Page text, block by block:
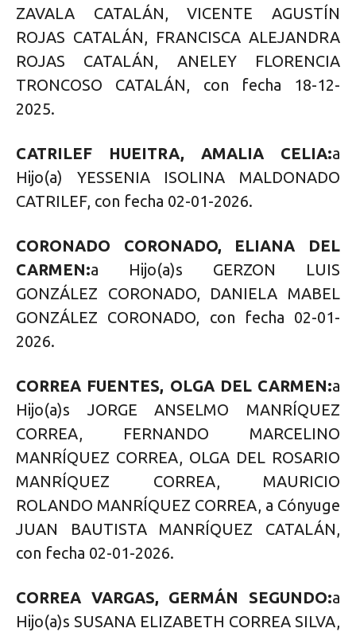
ZAVALA CATALÁN, VICENTE AGUSTÍN
ROJAS CATALÁN, FRANCISCA ALEJANDRA
ROJAS CATALÁN, ANELEY FLORENCIA
TRONCOSO CATALÁN, con fecha 18-12-
2025.
CATRILEF HUEITRA, AMALIA CELIA:a
Hijo(a) YESSENIA ISOLINA MALDONADO
CATRILEF, con fecha 02-01-2026.
CORONADO CORONADO, ELIANA DEL
CARMEN:a Hijo(a)s GERZON LUIS
GONZÁLEZ CORONADO, DANIELA MABEL
GONZÁLEZ CORONADO, con fecha 02-01-
2026.
CORREA FUENTES, OLGA DEL CARMEN:a
Hijo(a)s JORGE ANSELMO MANRÍQUEZ
CORREA, FERNANDO MARCELINO
MANRÍQUEZ CORREA, OLGA DEL ROSARIO
MANRÍQUEZ CORREA, MAURICIO
ROLANDO MANRÍQUEZ CORREA, a Cónyuge
JUAN BAUTISTA MANRÍQUEZ CATALÁN,
con fecha 02-01-2026.
CORREA VARGAS, GERMÁN SEGUNDO:a
Hijo(a)s SUSANA ELIZABETH CORREA SILVA,